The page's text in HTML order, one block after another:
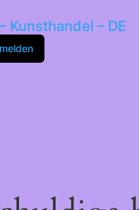
Kunsthandel – DE